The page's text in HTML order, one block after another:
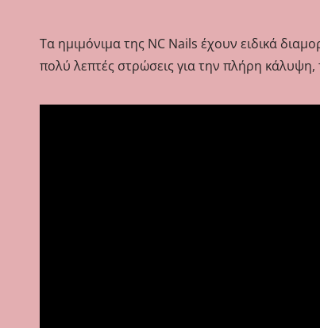
Τα ημιμόνιμα της NC Nails έχουν ειδικά
πολύ λεπτές στρώσεις για την πλήρη